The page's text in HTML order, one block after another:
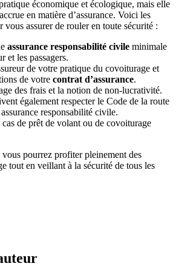
économique et écologique, mais elle
en matière d’assurance. Voici les
vous assurer de rouler en toute sécurité :
assurance responsabilité civile minimale
et les passagers.
de votre pratique du covoiturage et
de votre contrat d’assurance.
des frais et la notion de non-lucrativité.
également respecter le Code de la route
responsabilité civile.
de prêt de volant ou de covoiturage
pourrez profiter pleinement des
tout en veillant à la sécurité de tous les